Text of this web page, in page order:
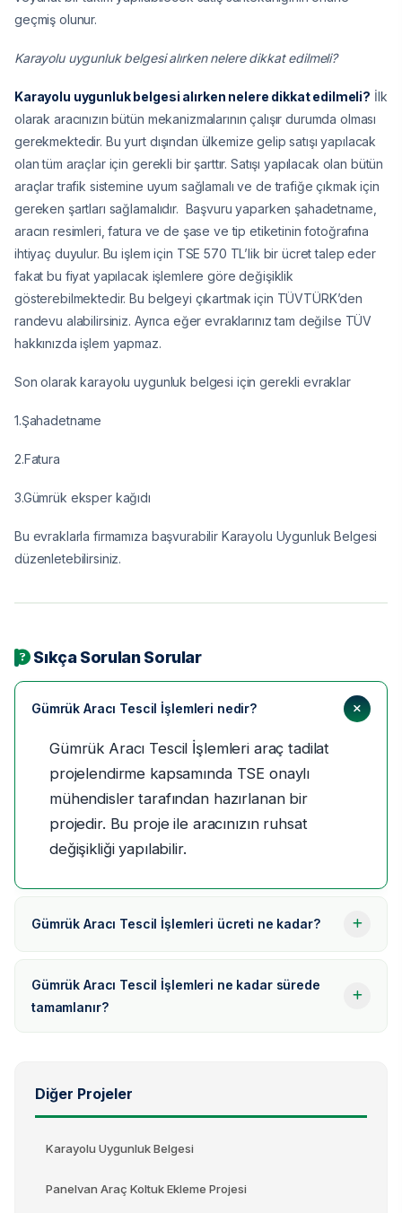
geçmiş olunur.
Karayolu uygunluk belgesi alırken nelere dikkat edilmeli?
Karayolu uygunluk belgesi alırken nelere dikkat edilmeli? İlk
olarak aracınızın bütün mekanizmalarının çalışır durumda olması
gerekmektedir. Bu yurt dışından ülkemize gelip satışı yapılacak
olan tüm araçlar için gerekli bir şarttır. Satışı yapılacak olan bütün
araçlar trafik sistemine uyum sağlamalı ve de trafiğe çıkmak için
gereken şartları sağlamalıdır. Başvuru yaparken şahadetname,
aracın resimleri, fatura ve de şase ve tip etiketinin fotoğrafına
ihtiyaç duyulur. Bu işlem için TSE 570 TL’lik bir ücret talep eder
fakat bu fiyat yapılacak işlemlere göre değişiklik
gösterebilmektedir. Bu belgeyi çıkartmak için TÜVTÜRK’den
randevu alabilirsiniz. Ayrıca eğer evraklarınız tam değilse TÜV
hakkınızda işlem yapmaz.
Son olarak karayolu uygunluk belgesi için gerekli evraklar
1.Şahadetname
2.Fatura
3.Gümrük eksper kağıdı
Bu evraklarla firmamıza başvurabilir Karayolu Uygunluk Belgesi
düzenletebilirsiniz.
Sıkça Sorulan Sorular
Gümrük Aracı Tescil İşlemleri nedir?
Gümrük Aracı Tescil İşlemleri araç tadilat
projelendirme kapsamında TSE onaylı
mühendisler tarafından hazırlanan bir
projedir. Bu proje ile aracınızın ruhsat
değişikliği yapılabilir.
Gümrük Aracı Tescil İşlemleri ücreti ne kadar?
Gümrük Aracı Tescil İşlemleri ne kadar sürede
tamamlanır?
Diğer Projeler
Karayolu Uygunluk Belgesi
Panelvan Araç Koltuk Ekleme Projesi